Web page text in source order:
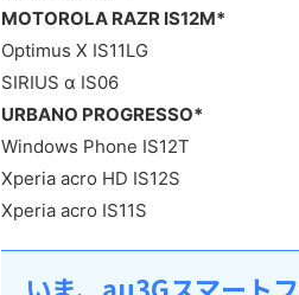
MOTOROLA RAZR IS12M*
Optimus X IS11LG
SIRIUS α IS06
URBANO PROGRESSO*
Windows Phone IS12T
Xperia acro HD IS12S
Xperia acro IS11S